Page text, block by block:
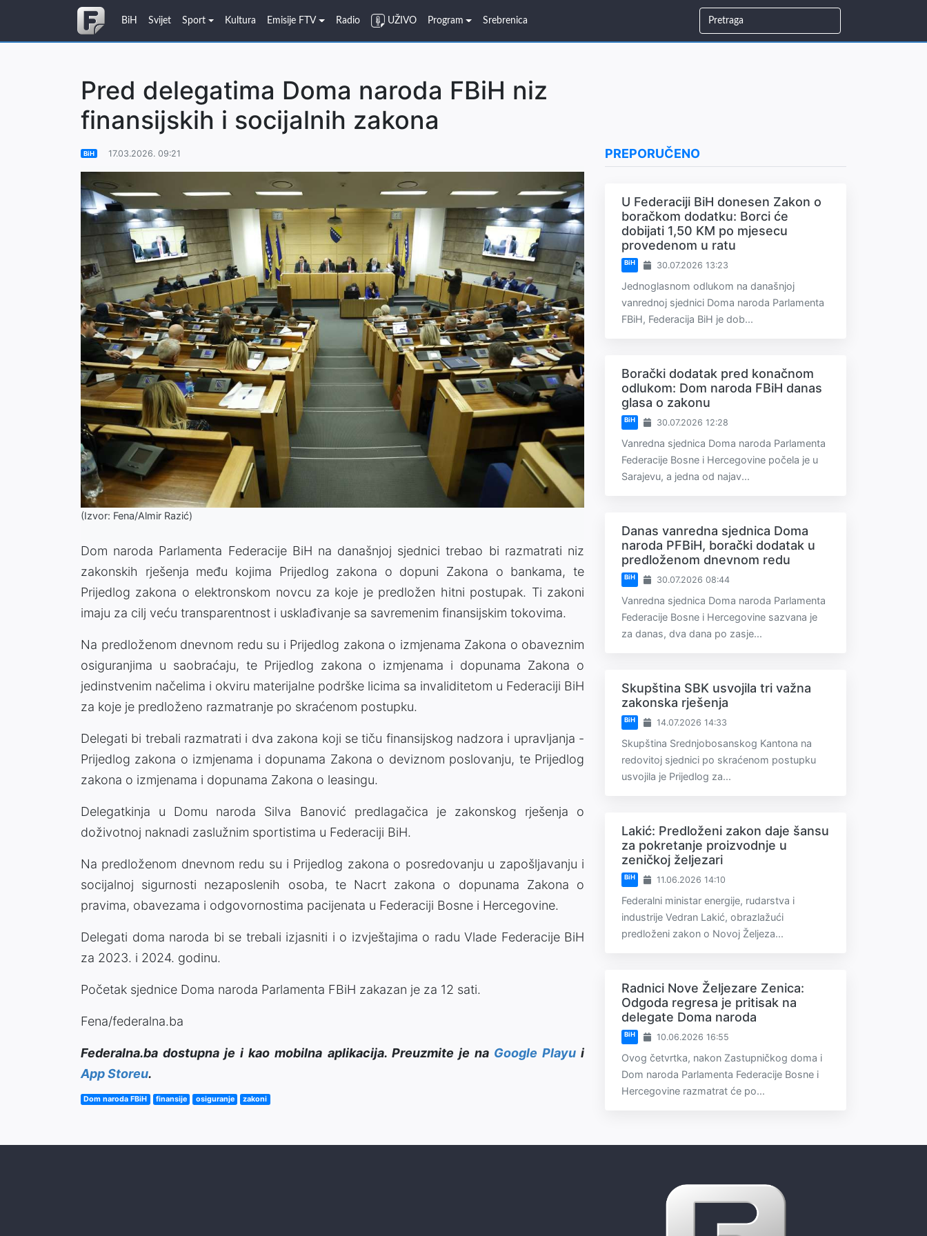
BiH Svijet Sport Kultura Emisije FTV Radio UŽIVO Program Srebrenica
Pred delegatima Doma naroda FBiH niz
finansijskih i socijalnih zakona
BiH 17.03.2026. 09:21
(Izvor: Fena/Almir Razić)
Dom naroda Parlamenta Federacije BiH na današnjoj sjednici trebao bi razmatrati niz
zakonskih rješenja među kojima Prijedlog zakona o dopuni Zakona o bankama, te
Prijedlog zakona o elektronskom novcu za koje je predložen hitni postupak. Ti zakoni
imaju za cilj veću transparentnost i usklađivanje sa savremenim finansijskim tokovima.
Na predloženom dnevnom redu su i Prijedlog zakona o izmjenama Zakona o obaveznim
osiguranjima u saobraćaju, te Prijedlog zakona o izmjenama i dopunama Zakona o
jedinstvenim načelima i okviru materijalne podrške licima sa invaliditetom u Federaciji BiH
za koje je predloženo razmatranje po skraćenom postupku.
Delegati bi trebali razmatrati i dva zakona koji se tiču finansijskog nadzora i upravljanja -
Prijedlog zakona o izmjenama i dopunama Zakona o deviznom poslovanju, te Prijedlog
zakona o izmjenama i dopunama Zakona o leasingu.
Delegatkinja u Domu naroda Silva Banović predlagačica je zakonskog rješenja o
doživotnoj naknadi zaslužnim sportistima u Federaciji BiH.
Na predloženom dnevnom redu su i Prijedlog zakona o posredovanju u zapošljavanju i
socijalnoj sigurnosti nezaposlenih osoba, te Nacrt zakona o dopunama Zakona o
pravima, obavezama i odgovornostima pacijenata u Federaciji Bosne i Hercegovine.
Delegati doma naroda bi se trebali izjasniti i o izvještajima o radu Vlade Federacije BiH
za 2023. i 2024. godinu.
Početak sjednice Doma naroda Parlamenta FBiH zakazan je za 12 sati.
Fena/federalna.ba
Federalna.ba dostupna je i kao mobilna aplikacija. Preuzmite je na Google Playui
App Storeu.
Dom naroda FBiH finansije osiguranje zakoni
PREPORUČENO
U Federaciji BiH donesen Zakon o
boračkom dodatku: Borci će
dobijati 1,50 KM po mjesecu
provedenom u ratu
BiH 30.07.2026 13:23
Jednoglasnom odlukom na današnjoj
vanrednoj sjednici Doma naroda Parlamenta
FBiH, Federacija BiH je dob...
Borački dodatak pred konačnom
odlukom: Dom naroda FBiH danas
glasa o zakonu
BiH 30.07.2026 12:28
Vanredna sjednica Doma naroda Parlamenta
Federacije Bosne i Hercegovine počela je u
Sarajevu, a jedna od najav...
Danas vanredna sjednica Doma
naroda PFBiH, borački dodatak u
predloženom dnevnom redu
BiH 30.07.2026 08:44
Vanredna sjednica Doma naroda Parlamenta
Federacije Bosne i Hercegovine sazvana je
za danas, dva dana po zasje...
Skupština SBK usvojila tri važna
zakonska rješenja
BiH 14.07.2026 14:33
Skupština Srednjobosanskog Kantona na
redovitoj sjednici po skraćenom postupku
usvojila je Prijedlog za...
Lakić: Predloženi zakon daje šansu
za pokretanje proizvodnje u
zeničkoj željezari
BiH 11.06.2026 14:10
Federalni ministar energije, rudarstva i
industrije Vedran Lakić, obrazlažući
predloženi zakon o Novoj Željeza...
Radnici Nove Željezare Zenica:
Odgoda regresa je pritisak na
delegate Doma naroda
BiH 10.06.2026 16:55
Ovog četvrtka, nakon Zastupničkog doma i
Dom naroda Parlamenta Federacije Bosne i
Hercegovine razmatrat će po...